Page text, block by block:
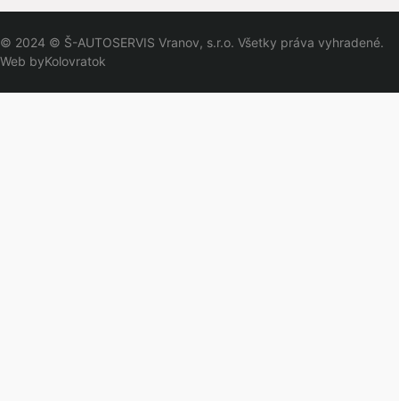
© 2024 © Š-AUTOSERVIS Vranov, s.r.o. Všetky práva vyhradené.
Web byKolovratok